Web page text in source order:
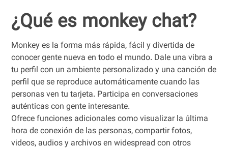
¿Qué es monkey chat?
Monkey es la forma más rápida, fácil y divertida de
conocer gente nueva en todo el mundo. Dale una vibra a
tu perfil con un ambiente personalizado y una canción de
perfil que se reproduce automáticamente cuando las
personas ven tu tarjeta. Participa en conversaciones
auténticas con gente interesante.
Ofrece funciones adicionales como visualizar la última
hora de conexión de las personas, compartir fotos,
videos, audios y archivos en widespread con otros